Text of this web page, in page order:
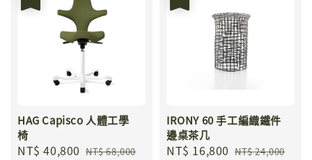
HAG Capisco 人體工學
椅
Sale
NT$ 40,800 Regular
NT$ 68,000
IRONY 60 手工編織鐵件
邊桌茶几
Sale
NT$ 16,800 Regular
NT$ 24,000